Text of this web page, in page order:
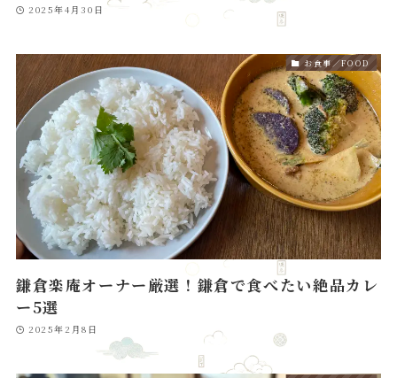
2025年4月30日
お食事／FOOD
鎌倉楽庵オーナー厳選！鎌倉で食べたい絶品カレ
ー5選
2025年2月8日